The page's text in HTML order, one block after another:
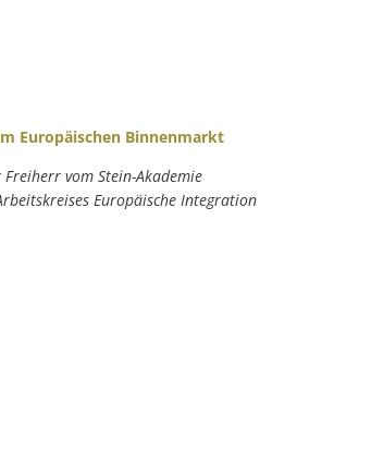
Europäischen Binnenmarkt
vom Stein-Akademie
Europäische Integration